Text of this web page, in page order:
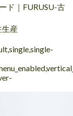
ド｜FURUSU-古
生産